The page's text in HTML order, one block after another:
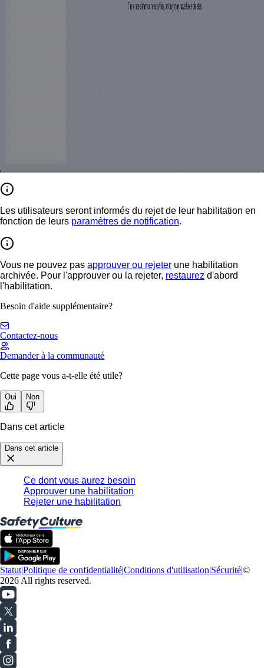
Les utilisateurs seront informés du rejet de leur habilitation en
fonction de leurs paramètres de notification.
Vous ne pouvez pas approuver ou rejeter une habilitation
archivée. Pour l'approuver ou la rejeter, restaurez d'abord
l'habilitation.
Besoin d'aide supplémentaire?
Contactez-nous
Demander à la communauté
Cette page vous a-t-elle été utile?
Oui Non
Dans cet article
Dans cet article
Ce dont vous aurez besoin
Approuver une habilitation
Rejeter une habilitation
Statut|Politique de confidentialité|Conditions d'utilisation|Sécurité|©
2026 All rights reserved.